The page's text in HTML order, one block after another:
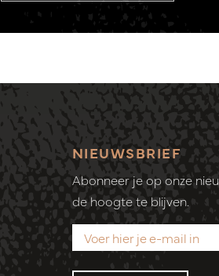
NIEUWSBRIEF
Abonneer je op onze
de hoogte te blijven.